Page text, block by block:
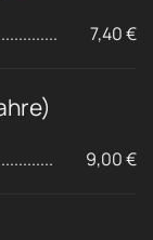
7,40 €
9,00 €